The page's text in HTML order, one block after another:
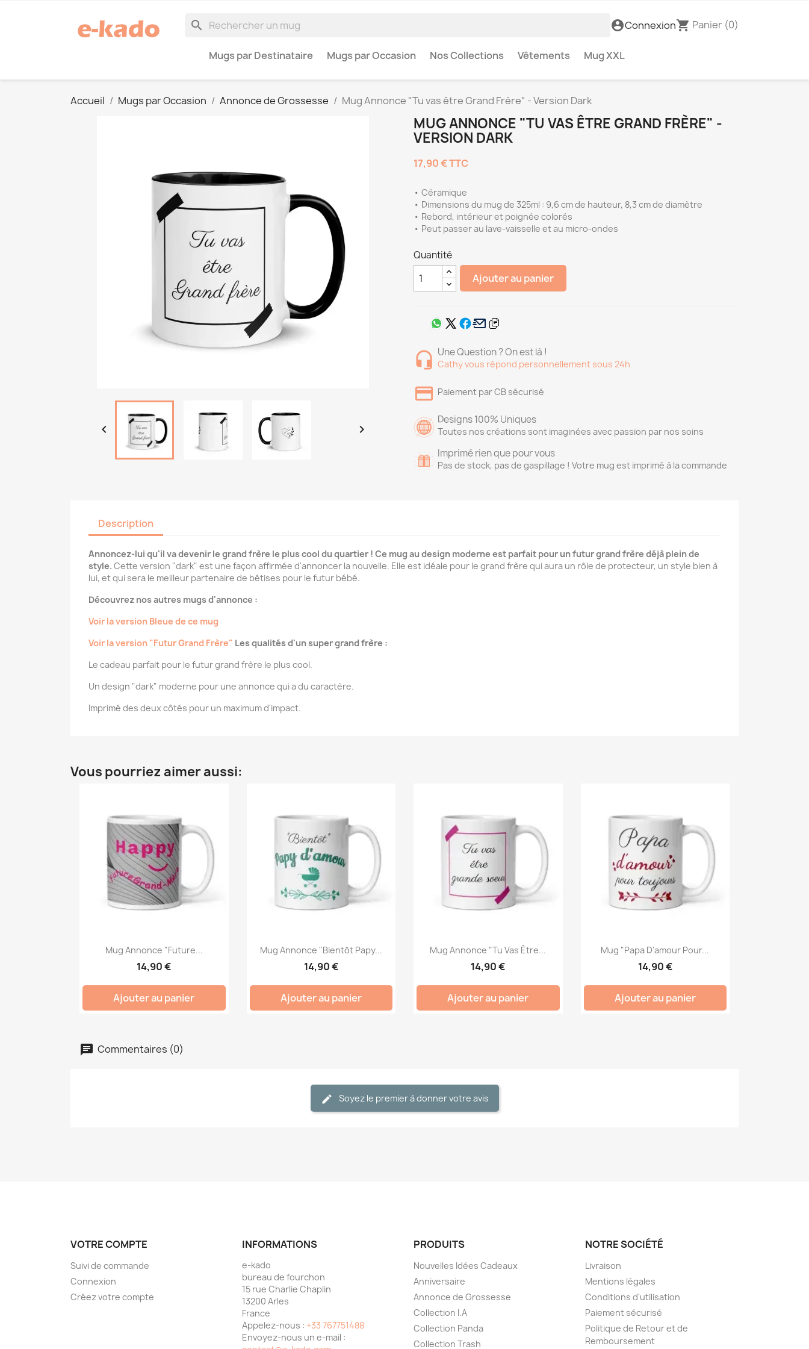
search account_circleConnexionshopping_cart Panier (0)
Mugs par Destinataire Mugs par Occasion Nos Collections Vêtements Mug XXL
Accueil Mugs par Occasion Annonce de Grossesse Mug Annonce "Tu vas être Grand Frère" - Version Dark
 
MUG ANNONCE "TU VAS ÊTRE GRAND FRÈRE" -
VERSION DARK
17,90 €TTC
• Céramique
• Dimensions du mug de 325ml : 9,6 cm de hauteur, 8,3 cm de diamètre
• Rebord, intérieur et poignée colorés
• Peut passer au lave-vaisselle et au micro-ondes
Quantité
Ajouter au panier
Une Question ? On est là !
Cathy vous répond personnellement sous 24h
Paiement par CB sécurisé
Designs 100% Uniques
Toutes nos créations sont imaginées avec passion par nos soins
Imprimé rien que pour vous
Pas de stock, pas de gaspillage ! Votre mug est imprimé à la commande
Description
Annoncez-lui qu'il va devenir le grand frère le plus cool du quartier ! Ce mug au design moderne est parfait pour un futur grand frère déjà plein de
style. Cette version "dark" est une façon affirmée d'annoncer la nouvelle. Elle est idéale pour le grand frère qui aura un rôle de protecteur, un style bien à
lui, et qui sera le meilleur partenaire de bêtises pour le futur bébé.
Découvrez nos autres mugs d'annonce :
Voir la version Bleue de ce mug
Voir la version "Futur Grand Frère" Les qualités d'un super grand frère :
Le cadeau parfait pour le futur grand frère le plus cool.
Un design "dark" moderne pour une annonce qui a du caractère.
Imprimé des deux côtés pour un maximum d'impact.
Vous pourriez aimer aussi:
Mug Annonce "Future...
14,90 €
Ajouter au panier
Mug Annonce "Bientôt Papy...
14,90 €
Ajouter au panier
Mug Annonce "Tu Vas Être...
14,90 €
Ajouter au panier
Mug "Papa D'amour Pour...
14,90 €
Ajouter au panier
Commentaires (0)
Soyez le premier à donner votre avis
VOTRE COMPTE
Suivi de commande
Connexion
Créez votre compte
INFORMATIONS
e-kado
bureau de fourchon
15 rue Charlie Chaplin
13200 Arles
France
Appelez-nous : +33 767751488
Envoyez-nous un e-mail :
PRODUITS
Nouvelles Idées Cadeaux
Anniversaire
Annonce de Grossesse
Collection I.A
Collection Panda
Collection Trash
NOTRE SOCIÉTÉ
Livraison
Mentions légales
Conditions d'utilisation
Paiement sécurisé
Politique de Retour et de
Remboursement